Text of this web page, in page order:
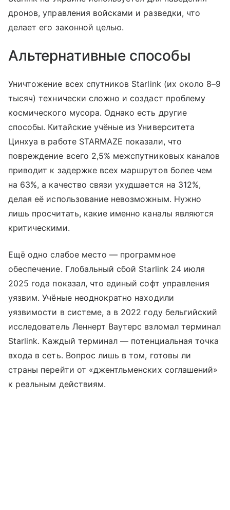
дронов, управления войсками и разведки, что
делает его законной целью.
Альтернативные способы
Уничтожение всех спутников Starlink (их около 8–9
тысяч) технически сложно и создаст проблему
космического мусора. Однако есть другие
способы. Китайские учёные из Университета
Цинхуа в работе STARMAZE показали, что
повреждение всего 2,5% межспутниковых каналов
приводит к задержке всех маршрутов более чем
на 63%, а качество связи ухудшается на 312%,
делая её использование невозможным. Нужно
лишь просчитать, какие именно каналы являются
критическими.
Ещё одно слабое место — программное
обеспечение. Глобальный сбой Starlink 24 июля
2025 года показал, что единый софт управления
уязвим. Учёные неоднократно находили
уязвимости в системе, а в 2022 году бельгийский
исследователь Леннерт Ваутерс взломал терминал
Starlink. Каждый терминал — потенциальная точка
входа в сеть. Вопрос лишь в том, готовы ли
страны перейти от «джентльменских соглашений»
к реальным действиям.